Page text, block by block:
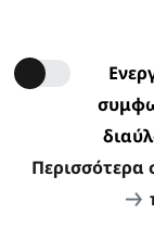
Περισσότερα